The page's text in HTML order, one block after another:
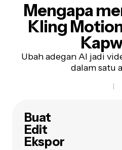
Mengapa
Kling
Ubah adegan AI jadi
dalam satu
Buat
Edit
Ekspor